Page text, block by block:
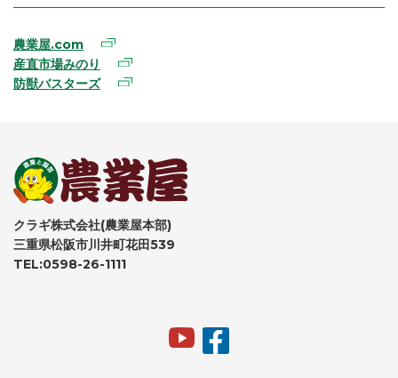
農業屋.com
産直市場みのり
防獣バスターズ
クラギ株式会社(農業屋本部)
三重県松阪市川井町花田539
TEL:0598-26-1111